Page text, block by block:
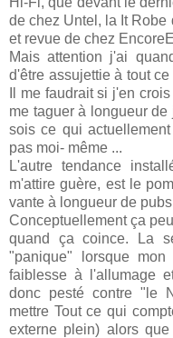
de chez Untel, la It
et revue de chez
Mais attention j'ai
d'être assujettie à tout ce
Il me faudrait si j'en
me taguer à longueur
sois ce qui
pas moi- même ...
L'autre tendance
m'attire guère, est le
vante à longueur de
Conceptuellement ça
quand ça coince. La
"panique" lorsque
faiblesse à l'allumage
donc pesté contre "le
mettre Tout ce qui
externe plein) alors